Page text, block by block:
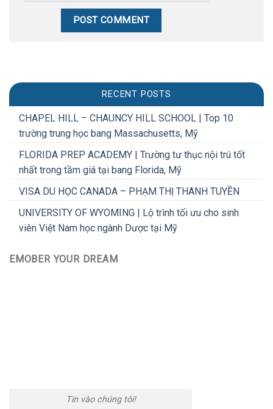
RECENT POSTS
CHAPEL HILL – CHAUNCY HILL SCHOOL | Top 10
trường trung học bang Massachusetts, Mỹ
FLORIDA PREP ACADEMY | Trường tư thục nội trú tốt
nhất trong tầm giá tại bang Florida, Mỹ
VISA DU HỌC CANADA – PHẠM THỊ THANH TUYỀN
UNIVERSITY OF WYOMING | Lộ trình tối ưu cho sinh
viên Việt Nam học ngành Dược tại Mỹ
EMOBER YOUR DREAM
Tin vào chúng tôi!